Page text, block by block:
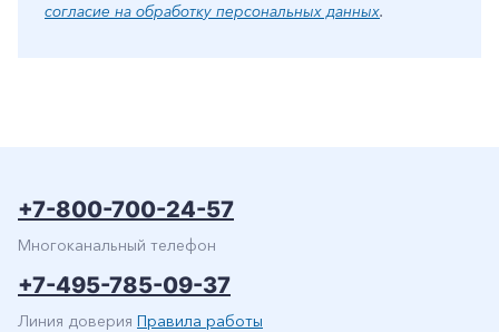
согласие на обработку персональных данных.
+7-800-700-24-57
Многоканальный телефон
+7-495-785-09-37
Линия доверия Правила работы